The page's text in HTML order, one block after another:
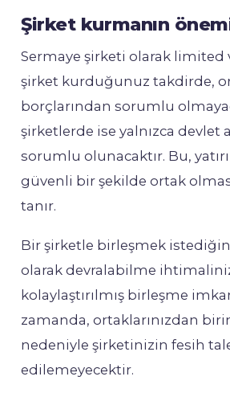
Şirket kurmanın
Sermaye şirketi olarak limited
şirket kurduğunuz takdirde,
borçlarından sorumlu
şirketlerde ise yalnızca devlet
sorumlu olunacaktır. Bu,
güvenli bir şekilde ortak
tanır.
Bir şirketle birleşmek
olarak devralabilme
kolaylaştırılmış birleşme
zamanda, ortaklarınızdan
nedeniyle şirketinizin fesih
edilemeyecektir.